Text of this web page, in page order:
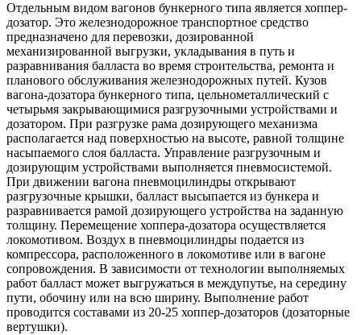
Отдельным видом вагонов бункерного типа является хоппер-
дозатор. Это железнодорожное транспортное средство
предназначено для перевозки, дозированной
механизированной выгрузки, укладывания в путь и
разравнивания балласта во время строительства, ремонта и
планового обслуживания железнодорожных путей. Кузов
вагона-дозатора бункерного типа, цельнометаллический с
четырьмя закрывающимися разгрузочными устройствами и
дозатором. При разгрузке рама дозирующего механизма
располагается над поверхностью на высоте, равной толщине
насыпаемого слоя балласта. Управление разгрузочным и
дозирующим устройствами выполняется пневмосистемой.
При движении вагона пневмоцилиндры открывают
разгрузочные крышки, балласт высыпается из бункера и
разравнивается рамой дозирующего устройства на заданную
толщину. Перемещение хоппера-дозатора осуществляется
локомотивом. Воздух в пневмоцилиндры подается из
компрессора, расположенного в локомотиве или в вагоне
сопровождения. В зависимости от технологии выполняемых
работ балласт может выгружаться в междупутье, на середину
пути, обочину или на всю ширину. Выполнение работ
проводится составами из 20-25 хоппер-дозаторов (дозаторные
вертушки).